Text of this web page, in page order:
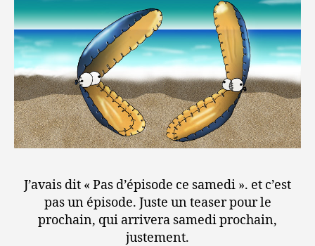
J’avais dit « Pas d’épisode ce samedi ». et c’est
pas un épisode. Juste un teaser pour le
prochain, qui arrivera samedi prochain,
justement.